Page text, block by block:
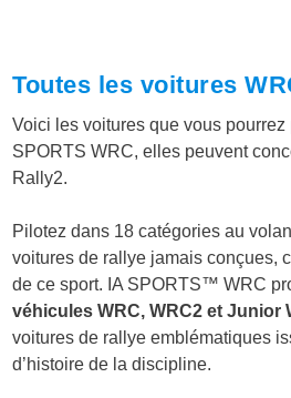
Toutes les voitures
Voici les voitures que vous pourrez
SPORTS WRC, elles peuvent
Rally2.
Pilotez dans 18 catégories au
voitures de rallye jamais conçues,
de ce sport. IA SPORTS™ WRC
véhicules WRC, WRC2 et Junior
voitures de rallye emblématiques
d’histoire de la discipline.